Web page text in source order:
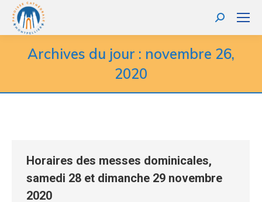
Recherche
:
Archives du jour : novembre 26,
2020
Horaires des messes dominicales,
samedi 28 et dimanche 29 novembre
2020